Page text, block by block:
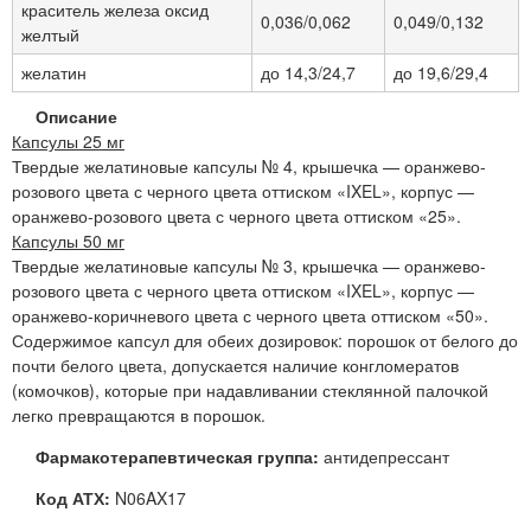
краситель железа оксид
желтый
0,036/0,062 0,049/0,132
желатин до 14,3/24,7
до 19,6/29,4
Описание
Капсулы 25 мг
Твердые желатиновые капсулы № 4, крышечка — оранжево-
розового цвета с черного цвета оттиском «IXEL», корпус —
оранжево-розового цвета с черного цвета оттиском «25».
Капсулы 50 мг
Твердые желатиновые капсулы № 3, крышечка — оранжево-
розового цвета с черного цвета оттиском «IXEL», корпус —
оранжево-коричневого цвета с черного цвета оттиском «50».
Содержимое капсул для обеих дозировок: порошок от белого до
почти белого цвета, допускается наличие конгломератов
(комочков), которые при надавливании стеклянной палочкой
легко превращаются в порошок.
Фармакотерапевтическая группа: антидепрессант
Код АТХ: N06AX17